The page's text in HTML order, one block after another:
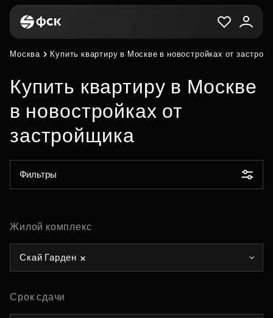
Москва Купить квартиру в Москве в новостройках от
Купить квартиру в Москве
в новостройках от
застройщика
Фильтры
Жилой комплекс
Скай Гарден
Срок сдачи